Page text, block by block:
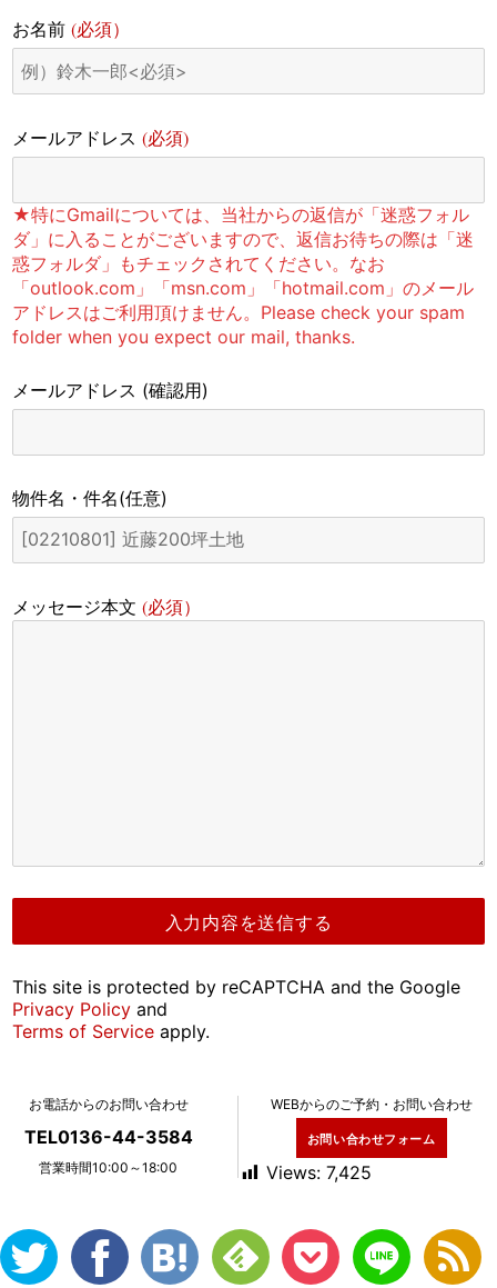
お名前(必須）
メールアドレス(必須)
★特にGmailについては、当社からの返信が「迷惑フォル
ダ」に入ることがございますので、返信お待ちの際は「迷
惑フォルダ」もチェックされてください。なお
「outlook.com」「msn.com」「hotmail.com」のメール
アドレスはご利用頂けません。Please check your spam
folder when you expect our mail, thanks.
メールアドレス (確認用)
物件名・件名(任意)
メッセージ本文(必須）
This site is protected by reCAPTCHA and the Google
Privacy Policy and
Terms of Service apply.
お電話からのお問い合わせ
TEL0136-44-3584
営業時間10:00～18:00
WEBからのご予約・お問い合わせ
お問い合わせフォーム
Views: 7,425